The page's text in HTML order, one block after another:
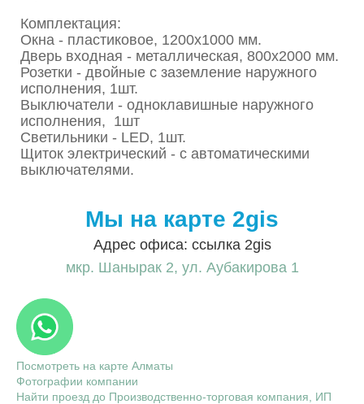
Комплектация:
Окна - пластиковое, 1200х1000 мм.
Дверь входная - металлическая, 800х2000 мм.
Розетки - двойные с заземление наружного
исполнения, 1шт.
Выключатели - одноклавишные наружного
исполнения, 1шт
Светильники - LED, 1шт.
Щиток электрический - с автоматическими
выключателями.
Мы на карте 2gis
Адрес офиса: ссылка 2gis
мкр. Шанырак 2, ул. Аубакирова 1
Посмотреть на карте Алматы
Фотографии компании
Найти проезд до Производственно-торговая компания, ИП